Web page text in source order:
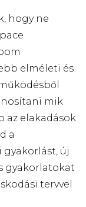
hogy ne
elméleti és
mik
az elakadások
a
új
gyakorlatokat
tervvel